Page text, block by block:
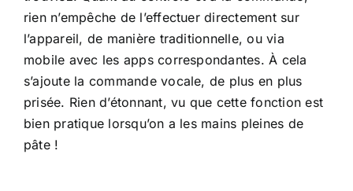
rien n’empêche de l’effectuer directement sur
l’appareil, de manière traditionnelle, ou via
mobile avec les apps correspondantes. À cela
s’ajoute la commande vocale, de plus en plus
prisée. Rien d’étonnant, vu que cette fonction est
bien pratique lorsqu’on a les mains pleines de
pâte !